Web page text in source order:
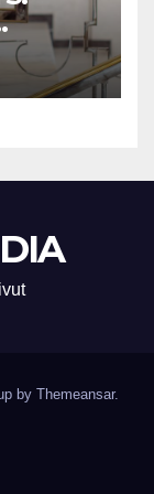
Orpon
by Themeansar.